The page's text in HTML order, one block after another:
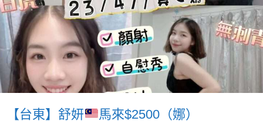
【台東】舒妍 馬來$2500（娜）